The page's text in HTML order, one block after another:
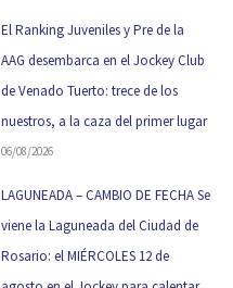
El Ranking Juveniles y Pre de la
AAG desembarca en el Jockey Club
de Venado Tuerto: trece de los
nuestros, a la caza del primer lugar
06/08/2026
LAGUNEADA – CAMBIO DE FECHA Se
viene la Laguneada del Ciudad de
Rosario: el MIÉRCOLES 12 de